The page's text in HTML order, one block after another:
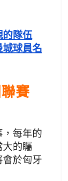
的隊伍
城球員名
賽
，每年的
大的矚
會於匈牙